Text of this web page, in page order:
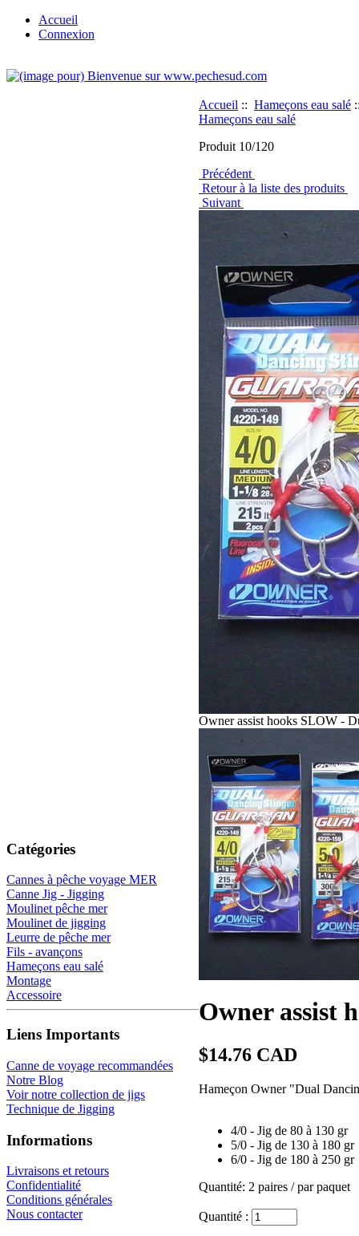
Accueil
Connexion
Catégories
Cannes à pêche voyage MER
Canne Jig - Jigging
Moulinet pêche mer
Moulinet de jigging
Leurre de pêche mer
Fils - avançons
Hameçons eau salé
Montage
Accessoire
Liens Importants
Canne de voyage recommandées
Notre Blog
Voir notre collection de jigs
Technique de Jigging
Informations
Livraisons et retours
Confidentialité
Conditions générales
Nous contacter
Accueil :: Hameçons eau salé
Hameçons eau salé
Produit 10/120
Précédent
Retour à la liste des produits
Suivant
Owner assist hooks SLOW -
Owner assist
$14.76 CAD
Hameçon Owner "Dual
4/0 - Jig de 80 à 130 gr
5/0 - Jig de 130 à 180 gr
6/0 - Jig de 180 à 250 gr
Quantité: 2 paires / par paquet
Quantité :